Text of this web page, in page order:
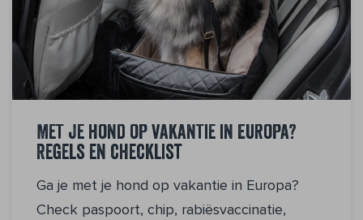
Met je hond op vakantie in Europa?
Regels en checklist
Ga je met je hond op vakantie in Europa?
Check paspoort, chip, rabiësvaccinatie,